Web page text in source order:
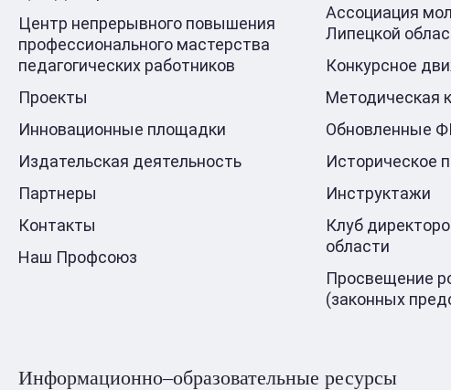
Центр непрерывного повышения
профессионального мастерства
педагогических работников
Проекты
Инновационные площадки
Издательская деятельность
Партнеры
Контакты
Наш Профсоюз
Ассоциация
Липецкой
Конкурсное
Методическая
Обновленные
Историческое
Инструктажи
Клуб
области
Просвещение
(законных
Информационно–образовательные ресурсы